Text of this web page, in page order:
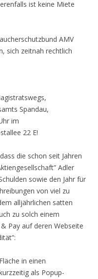
ist keine Miete
AMV
sich zeitnah rechtlich
Spandau,
im
22 E!
die schon seit Jahren
Adler
sowie den Jahr für
von viel zu
alljährlichen satten
zu solch einem
Pay auf deren Webseite
in einen
als Popup-